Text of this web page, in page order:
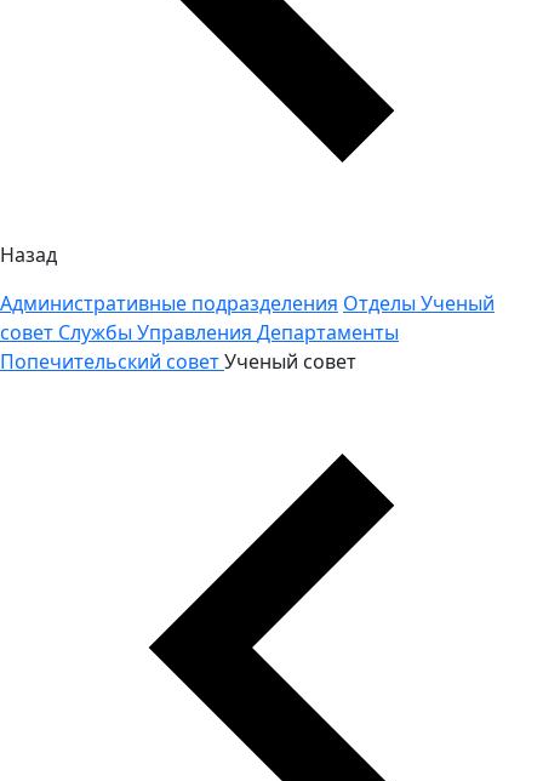
Назад
Административные подразделения Отделы Ученый
совет Службы Управления Департаменты
Попечительский советУченый совет